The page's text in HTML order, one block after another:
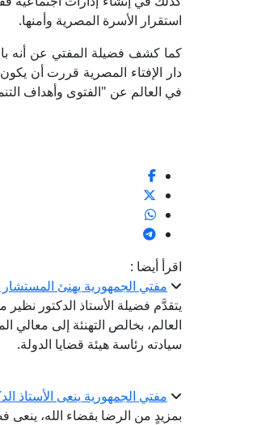
استقرار الأسرة المصرية وأمنها.
كما كشف فضيلة المفتي عن أنه
دار الإفتاء المصرية قررت أن
في العالم عن "الفتوى وأهداف
اقرأ أيضا :
مفتي الجمهورية يهنئ المستشار
يتقدَّم فضيلة الأستاذ الدكتور
العالم، بخالص التهنئة إلى معالي
سيادته رئاسة هيئة قضايا الدولة.
مفتي الجمهورية ينعى الأستاذ
بمزيدٍ من الرضا بقضاء الله، ينعى